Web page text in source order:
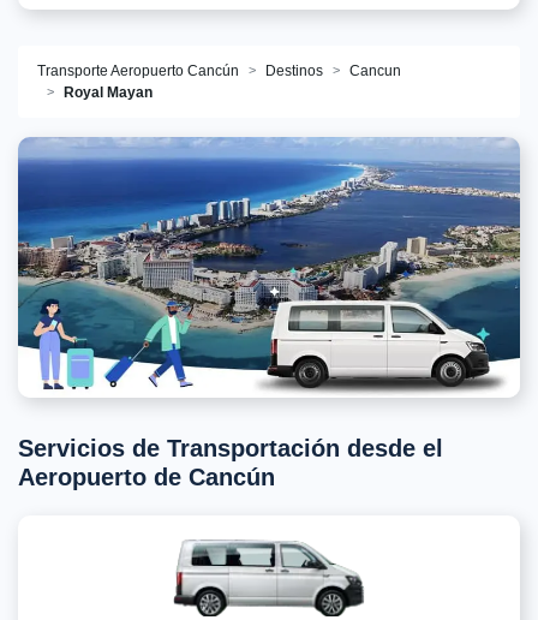
Transporte Aeropuerto Cancún Destinos
Cancun
Royal Mayan
Servicios de Transportación desde el
Aeropuerto de Cancún